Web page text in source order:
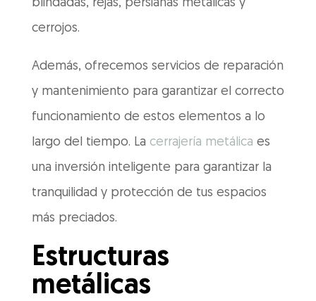
blindadas, rejas, persianas metálicas y
cerrojos.
Además, ofrecemos servicios de reparación
y mantenimiento para garantizar el correcto
funcionamiento de estos elementos a lo
largo del tiempo. La cerrajería metálica es
una inversión inteligente para garantizar la
tranquilidad y protección de tus espacios
más preciados.
Estructuras
metálicas